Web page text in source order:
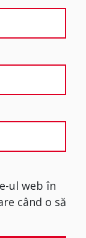
ul web în
când o să